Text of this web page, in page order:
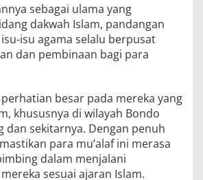
sebagai ulama yang
dakwah Islam, pandangan
isu agama selalu berpusat
dan pembinaan bagi para
besar pada mereka yang
khususnya di wilayah Bondo
dan sekitarnya. Dengan penuh
para mu’alaf ini merasa
dalam menjalani
sesuai ajaran Islam.